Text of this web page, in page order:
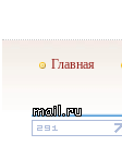
Главная